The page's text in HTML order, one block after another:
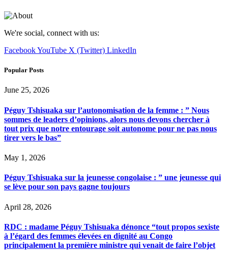
We're social, connect with us:
FacebookYouTube X (Twitter) LinkedIn
Popular Posts
June 25, 2026
Péguy Tshisuaka sur l’autonomisation de la femme : ” Nous
sommes de leaders d’opinions, alors nous devons chercher à
tout prix que notre entourage soit autonome pour ne pas nous
tirer vers le bas”
May 1, 2026
Péguy Tshisuaka sur la jeunesse congolaise : ” une jeunesse qui
se lève pour son pays gagne toujours
April 28, 2026
RDC : madame Péguy Tshisuaka dénonce “tout propos sexiste
à l’égard des femmes élevées en dignité au Congo
principalement la première ministre qui venait de faire l’objet